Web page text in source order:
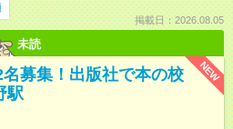
掲載日：2026.08.05
未読
NEW
募集！出版社で本の校
駅